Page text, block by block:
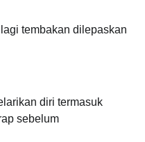
tembakan dilepaskan
diri termasuk
sebelum